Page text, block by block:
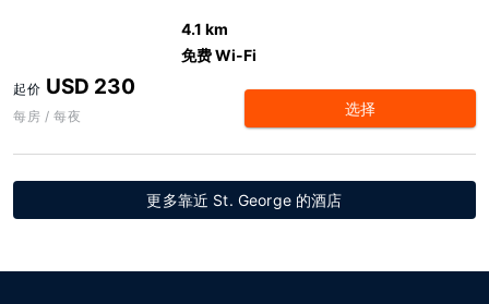
4.1 km
免费 Wi-Fi
起价 USD 230
每房 / 每夜 选择
更多靠近 St. George 的酒店